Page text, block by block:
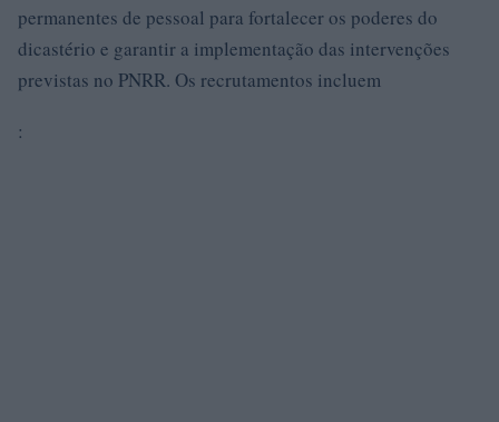
permanentes de pessoal para fortalecer os poderes do
dicastério e garantir a implementação das intervenções
previstas no PNRR. Os recrutamentos incluem
: